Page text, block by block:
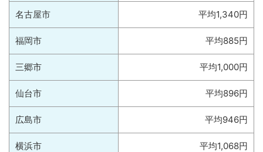
名古屋市 平均1,340円
福岡市 平均885円
三郷市 平均1,000円
仙台市 平均896円
広島市 平均946円
横浜市 平均1,068円